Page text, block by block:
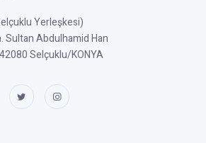
Yerleşkesi)
Sultan Abdulhamid Han
Selçuklu/KONYA